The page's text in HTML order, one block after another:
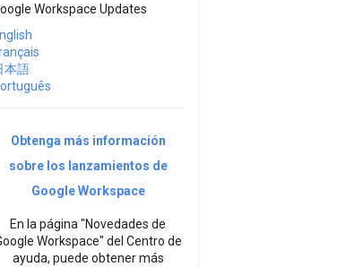
Workspace Updates
本語
Obtenga más información
sobre los lanzamientos de
Google Workspace
En la página "Novedades de
Workspace" del Centro de
ayuda, puede obtener más